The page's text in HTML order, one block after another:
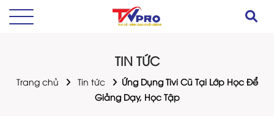
TIN TỨC
Trang chủ Tin tức
Ứng Dụng Tivi Cũ Tại Lớp Học Để
Giảng Dạy, Học Tập